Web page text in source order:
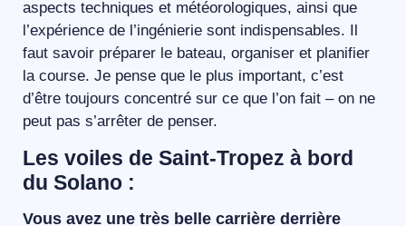
aspects techniques et météorologiques, ainsi que
l’expérience de l’ingénierie sont indispensables. Il
faut savoir préparer le bateau, organiser et planifier
la course. Je pense que le plus important, c’est
d’être toujours concentré sur ce que l’on fait – on ne
peut pas s’arrêter de penser.
Les voiles de Saint-Tropez à bord
du Solano :
Vous avez une très belle carrière derrière